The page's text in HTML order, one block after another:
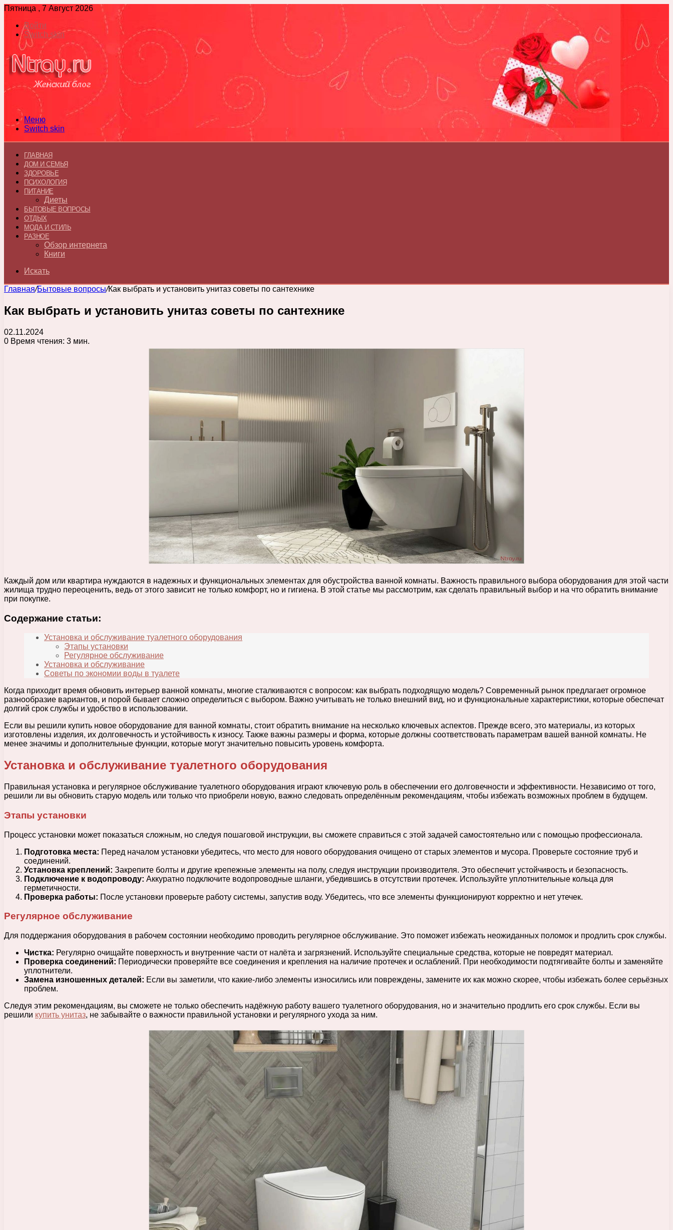
Пятница , 7 Август 2026
Войти
Switch skin
Меню
Switch skin
ГЛАВНАЯ
ДОМ И СЕМЬЯ
ЗДОРОВЬЕ
ПСИХОЛОГИЯ
ПИТАНИЕ
Диеты
БЫТОВЫЕ ВОПРОСЫ
ОТДЫХ
МОДА И СТИЛЬ
РАЗНОЕ
Обзор интернета
Книги
Искать
Главная/Бытовые вопросы/Как выбрать и установить унитаз советы по сантехнике
Как выбрать и установить унитаз советы по сантехнике
02.11.2024
0 Время чтения: 3 мин.
Каждый дом или квартира нуждаются в надежных и функциональных элементах для обустройства ванной комнаты. Важность правильного выбора оборудования для этой части
жилища трудно переоценить, ведь от этого зависит не только комфорт, но и гигиена. В этой статье мы рассмотрим, как сделать правильный выбор и на что обратить внимание
при покупке.
Содержание статьи:
Установка и обслуживание туалетного оборудования
Этапы установки
Регулярное обслуживание
Установка и обслуживание
Советы по экономии воды в туалете
Когда приходит время обновить интерьер ванной комнаты, многие сталкиваются с вопросом: как выбрать подходящую модель? Современный рынок предлагает огромное
разнообразие вариантов, и порой бывает сложно определиться с выбором. Важно учитывать не только внешний вид, но и функциональные характеристики, которые обеспечат
долгий срок службы и удобство в использовании.
Если вы решили купить новое оборудование для ванной комнаты, стоит обратить внимание на несколько ключевых аспектов. Прежде всего, это материалы, из которых
изготовлены изделия, их долговечность и устойчивость к износу. Также важны размеры и форма, которые должны соответствовать параметрам вашей ванной комнаты. Не
менее значимы и дополнительные функции, которые могут значительно повысить уровень комфорта.
Установка и обслуживание туалетного оборудования
Правильная установка и регулярное обслуживание туалетного оборудования играют ключевую роль в обеспечении его долговечности и эффективности. Независимо от того,
решили ли вы обновить старую модель или только что приобрели новую, важно следовать определённым рекомендациям, чтобы избежать возможных проблем в будущем.
Этапы установки
Процесс установки может показаться сложным, но следуя пошаговой инструкции, вы сможете справиться с этой задачей самостоятельно или с помощью профессионала.
Подготовка места: Перед началом установки убедитесь, что место для нового оборудования очищено от старых элементов и мусора. Проверьте состояние труб и
соединений.
Установка креплений: Закрепите болты и другие крепежные элементы на полу, следуя инструкции производителя. Это обеспечит устойчивость и безопасность.
Подключение к водопроводу: Аккуратно подключите водопроводные шланги, убедившись в отсутствии протечек. Используйте уплотнительные кольца для
герметичности.
Проверка работы: После установки проверьте работу системы, запустив воду. Убедитесь, что все элементы функционируют корректно и нет утечек.
Регулярное обслуживание
Для поддержания оборудования в рабочем состоянии необходимо проводить регулярное обслуживание. Это поможет избежать неожиданных поломок и продлить срок службы.
Чистка: Регулярно очищайте поверхность и внутренние части от налёта и загрязнений. Используйте специальные средства, которые не повредят материал.
Проверка соединений: Периодически проверяйте все соединения и крепления на наличие протечек и ослаблений. При необходимости подтягивайте болты и заменяйте
уплотнители.
Замена изношенных деталей: Если вы заметили, что какие-либо элементы износились или повреждены, замените их как можно скорее, чтобы избежать более серьёзных
проблем.
Следуя этим рекомендациям, вы сможете не только обеспечить надёжную работу вашего туалетного оборудования, но и значительно продлить его срок службы. Если вы
решили купить унитаз, не забывайте о важности правильной установки и регулярного ухода за ним.